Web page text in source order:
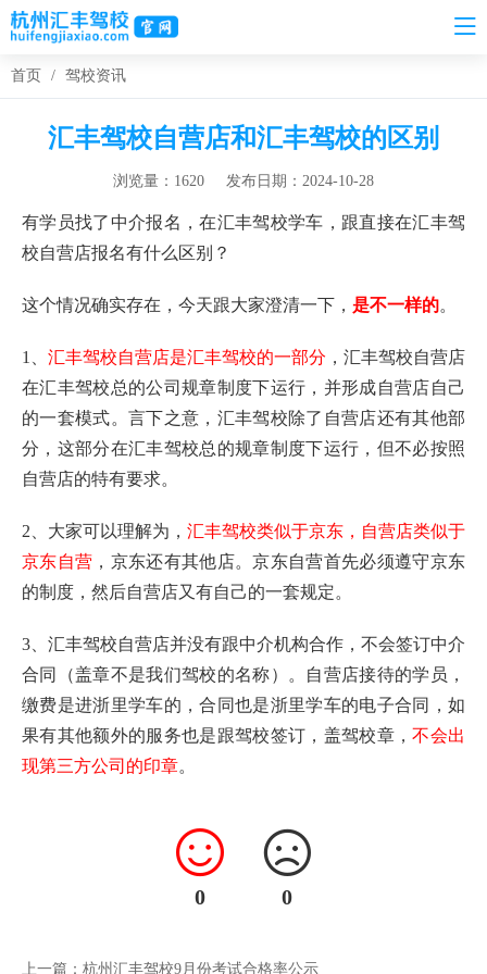
首页 / 驾校资讯
汇丰驾校自营店和汇丰驾校的区别
浏览量：1620 发布日期：2024-10-28
有学员找了中介报名，在汇丰驾校学车，跟直接在汇丰驾
校自营店报名有什么区别？
这个情况确实存在，今天跟大家澄清一下， 是不一样的。
1、 汇丰驾校自营店是汇丰驾校的一部分 ，汇丰驾校自营店
在汇丰驾校总的公司规章制度下运行，并形成自营店自己
的一套模式。言下之意，汇丰驾校除了自营店还有其他部
分，这部分在汇丰驾校总的规章制度下运行，但不必按照
自营店的特有要求。
2、大家可以理解为， 汇丰驾校类似于京东，自营店类似于
京东自营 ，京东还有其他店。京东自营首先必须遵守京东
的制度，然后自营店又有自己的一套规定。
3、汇丰驾校自营店并没有跟中介机构合作，不会签订中介
合同（盖章不是我们驾校的名称）。自营店接待的学员，
缴费是进浙里学车的，合同也是浙里学车的电子合同，如
果有其他额外的服务也是跟驾校签订，盖驾校章，不会出
现第三方公司的印章。
0 0
上一篇：杭州汇丰驾校9月份考试合格率公示